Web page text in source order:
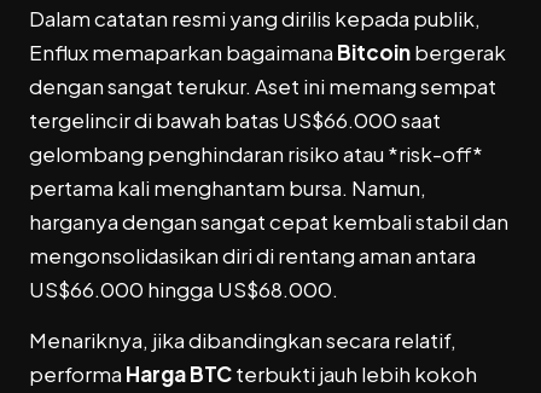
Dalam catatan resmi yang dirilis kepada publik,
Enflux memaparkan bagaimana Bitcoinbergerak
dengan sangat terukur. Aset ini memang sempat
tergelincir di bawah batas US$66.000 saat
gelombang penghindaran risiko atau *risk-off*
pertama kali menghantam bursa. Namun,
harganya dengan sangat cepat kembali stabil dan
mengonsolidasikan diri di rentang aman antara
US$66.000 hingga US$68.000.
Menariknya, jika dibandingkan secara relatif,
performa Harga BTCterbukti jauh lebih kokoh